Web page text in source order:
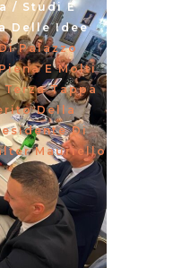
/ Studi E
Delle Idee
Palazzo
E Molti
Tappa
Della
Di
Mauriello